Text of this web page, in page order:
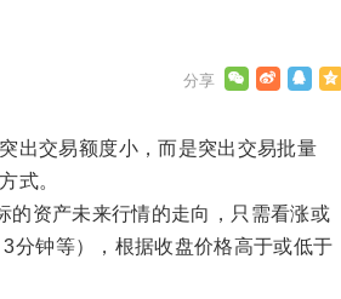
出交易额度小，而是突出交易批量
式。
的资产未来行情的走向，只需看涨或
分钟等），根据收盘价格高于或低于